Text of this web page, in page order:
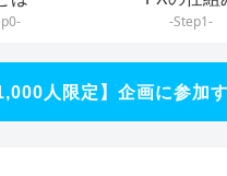
-Step1-
1,000人限定】企画に参加